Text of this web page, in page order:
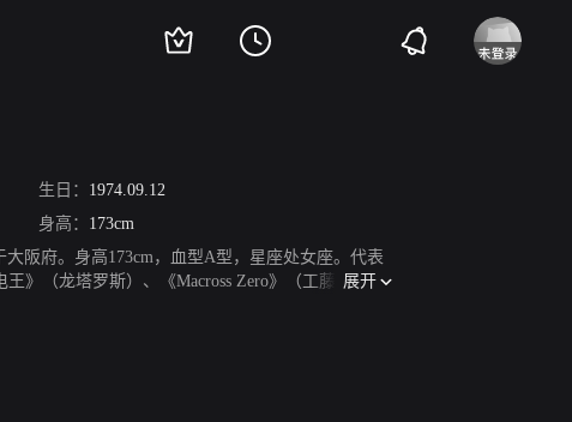
生日： 1974.09.12
身高： 173cm
阪府。身高173cm，血型A型，星座处女座。代表
》（龙塔罗斯）、《Macross Zero》（工藤真）、
展开